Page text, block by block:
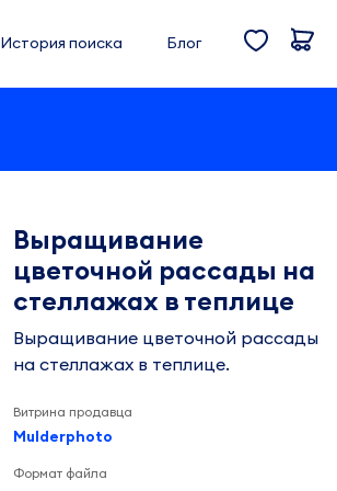
История поиска Блог
Выращивание
цветочной рассады на
стеллажах в теплице
Выращивание цветочной рассады
на стеллажах в теплице.
Витрина продавца
Mulderphoto
Формат файла